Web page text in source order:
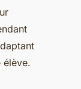
élève.